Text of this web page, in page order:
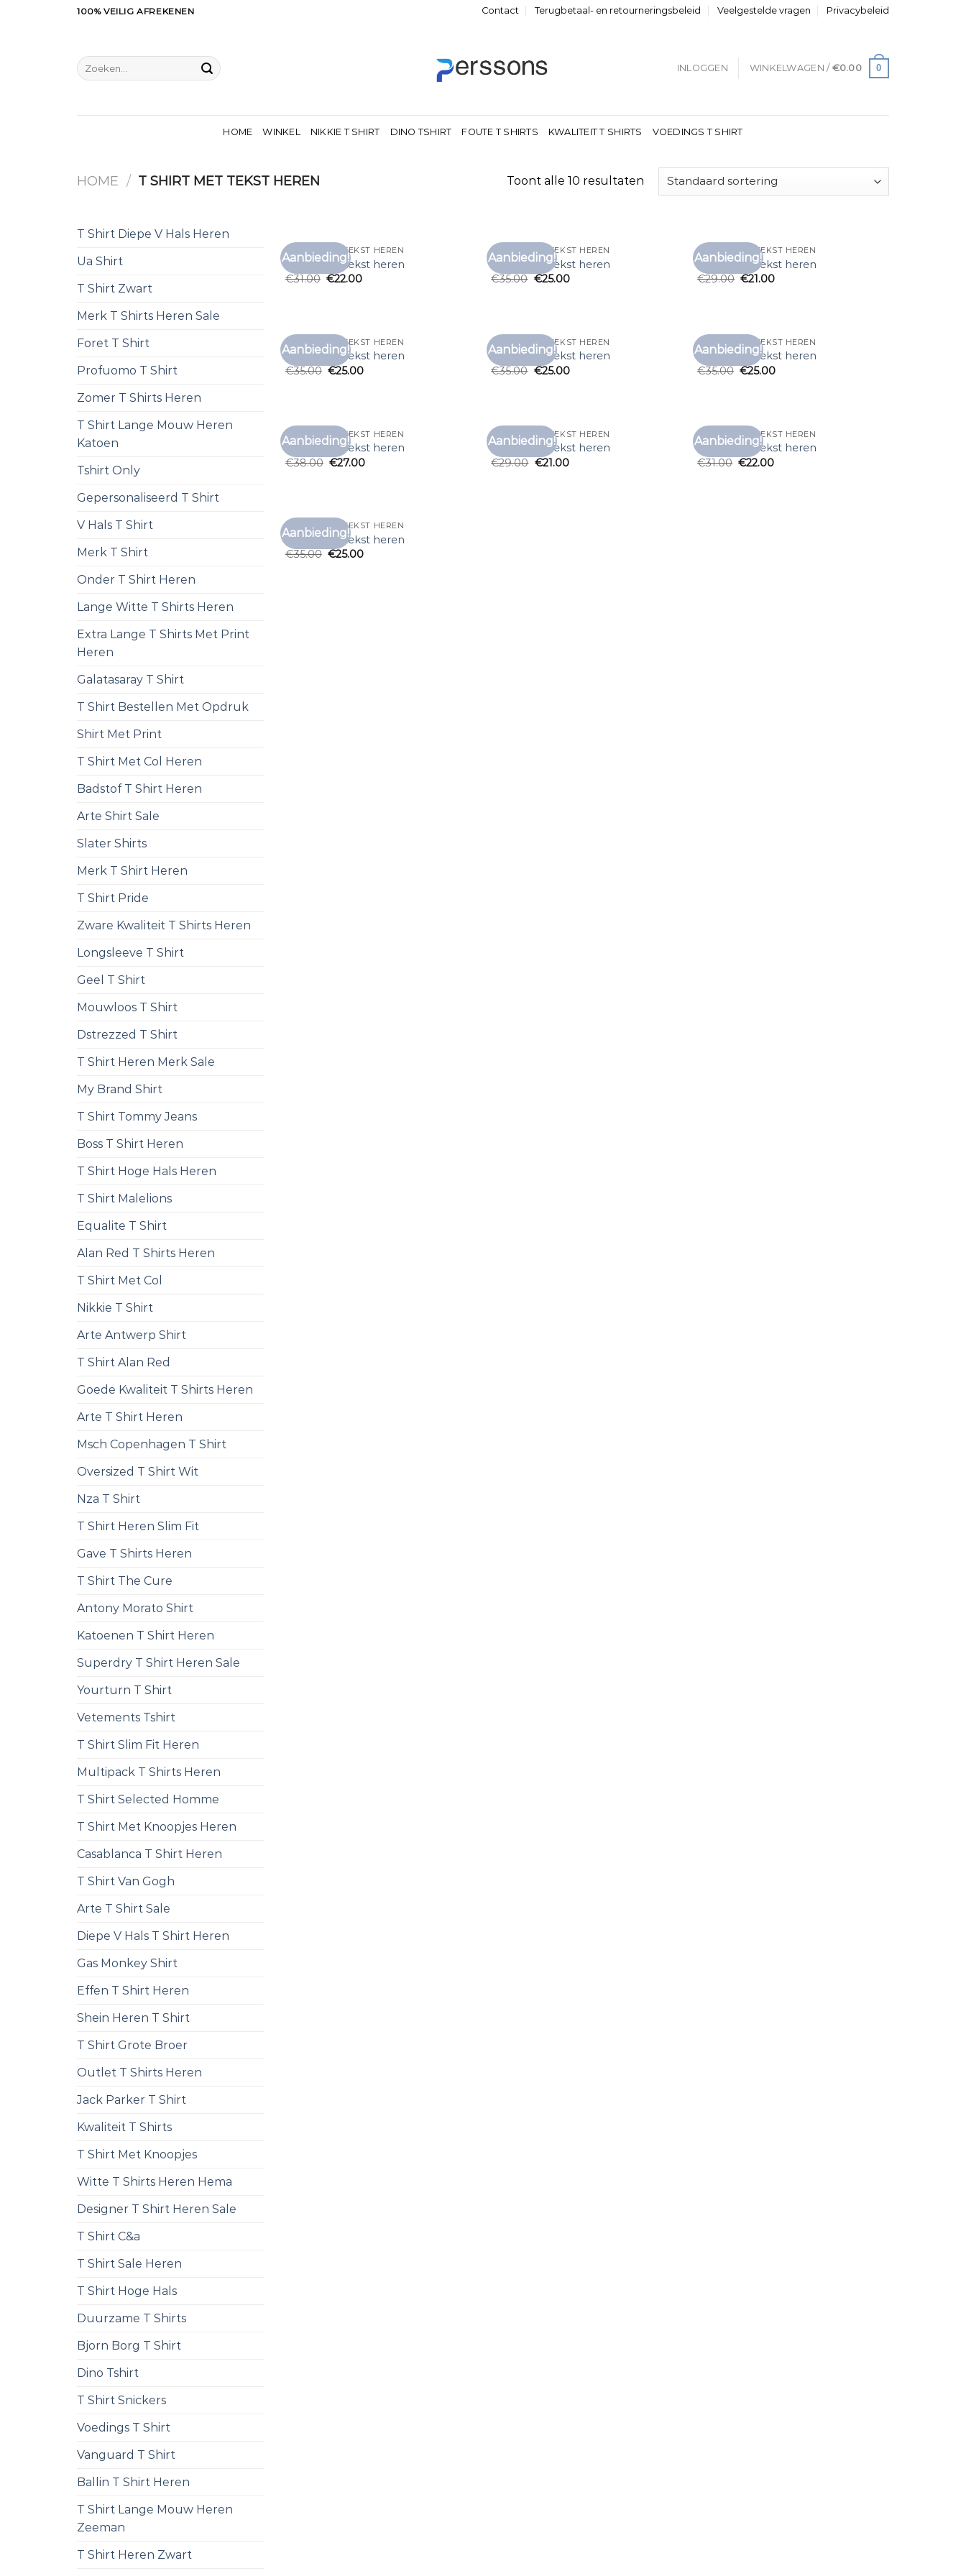
100% VEILIG AFREKENEN Contact Terugbetaal- en retourneringsbeleid Veelgestelde vragen Privacybeleid
Zoeken
naar:
INLOGGEN WINKELWAGEN / €0.00 0
HOME WINKEL NIKKIE T SHIRT DINO TSHIRT FOUTE T SHIRTS KWALITEIT T SHIRTS VOEDINGS T SHIRT
HOME / T SHIRT MET TEKST HEREN Toont alle 10 resultaten
T Shirt Diepe V Hals Heren
Ua Shirt
T Shirt Zwart
Merk T Shirts Heren Sale
Foret T Shirt
Profuomo T Shirt
Zomer T Shirts Heren
T Shirt Lange Mouw Heren
Katoen
Tshirt Only
Gepersonaliseerd T Shirt
V Hals T Shirt
Merk T Shirt
Onder T Shirt Heren
Lange Witte T Shirts Heren
Extra Lange T Shirts Met Print
Heren
Galatasaray T Shirt
T Shirt Bestellen Met Opdruk
Shirt Met Print
T Shirt Met Col Heren
Badstof T Shirt Heren
Arte Shirt Sale
Slater Shirts
Merk T Shirt Heren
T Shirt Pride
Zware Kwaliteit T Shirts Heren
Longsleeve T Shirt
Geel T Shirt
Mouwloos T Shirt
Dstrezzed T Shirt
T Shirt Heren Merk Sale
My Brand Shirt
T Shirt Tommy Jeans
Boss T Shirt Heren
T Shirt Hoge Hals Heren
T Shirt Malelions
Equalite T Shirt
Alan Red T Shirts Heren
T Shirt Met Col
Nikkie T Shirt
Arte Antwerp Shirt
T Shirt Alan Red
Goede Kwaliteit T Shirts Heren
Arte T Shirt Heren
Msch Copenhagen T Shirt
Oversized T Shirt Wit
Nza T Shirt
T Shirt Heren Slim Fit
Gave T Shirts Heren
T Shirt The Cure
Antony Morato Shirt
Katoenen T Shirt Heren
Superdry T Shirt Heren Sale
Yourturn T Shirt
Vetements Tshirt
T Shirt Slim Fit Heren
Multipack T Shirts Heren
T Shirt Selected Homme
T Shirt Met Knoopjes Heren
Casablanca T Shirt Heren
T Shirt Van Gogh
Arte T Shirt Sale
Diepe V Hals T Shirt Heren
Gas Monkey Shirt
Effen T Shirt Heren
Shein Heren T Shirt
T Shirt Grote Broer
Outlet T Shirts Heren
Jack Parker T Shirt
Kwaliteit T Shirts
T Shirt Met Knoopjes
Witte T Shirts Heren Hema
Designer T Shirt Heren Sale
T Shirt C&a
T Shirt Sale Heren
T Shirt Hoge Hals
Duurzame T Shirts
Bjorn Borg T Shirt
Dino Tshirt
T Shirt Snickers
Voedings T Shirt
Vanguard T Shirt
Ballin T Shirt Heren
T Shirt Lange Mouw Heren
Zeeman
T Shirt Heren Zwart
Aanbieding!
T SHIRT MET TEKST HEREN
t shirt met tekst heren
€31.00 €22.00
Aanbieding!
T SHIRT MET TEKST HEREN
t shirt met tekst heren
€35.00 €25.00
Aanbieding!
T SHIRT MET TEKST HEREN
t shirt met tekst heren
€29.00 €21.00
Aanbieding!
T SHIRT MET TEKST HEREN
t shirt met tekst heren
€35.00 €25.00
Aanbieding!
T SHIRT MET TEKST HEREN
t shirt met tekst heren
€35.00 €25.00
Aanbieding!
T SHIRT MET TEKST HEREN
t shirt met tekst heren
€35.00 €25.00
Aanbieding!
T SHIRT MET TEKST HEREN
t shirt met tekst heren
€38.00 €27.00
Aanbieding!
T SHIRT MET TEKST HEREN
t shirt met tekst heren
€29.00 €21.00
Aanbieding!
T SHIRT MET TEKST HEREN
t shirt met tekst heren
€31.00 €22.00
Aanbieding!
T SHIRT MET TEKST HEREN
t shirt met tekst heren
€35.00 €25.00